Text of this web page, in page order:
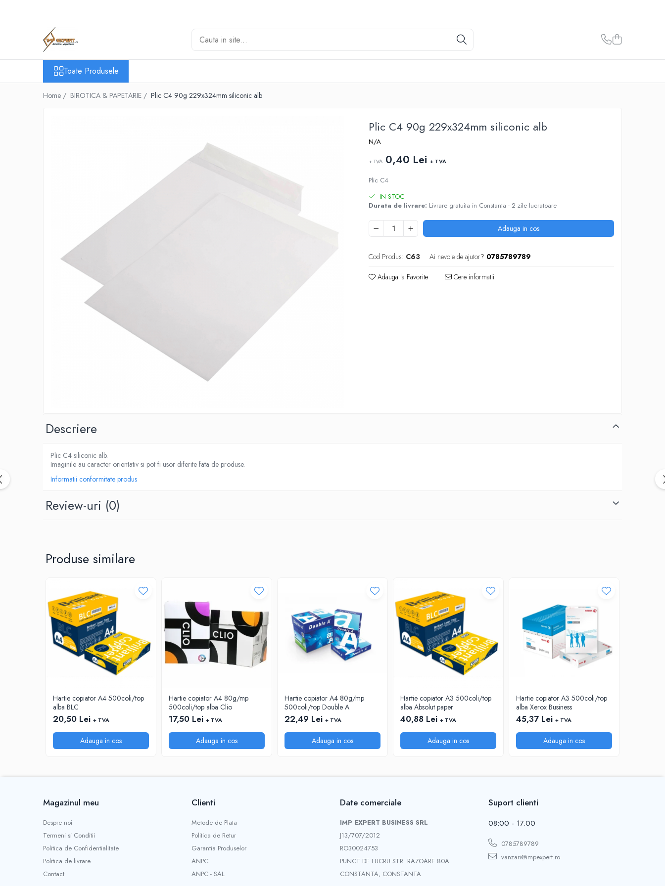
Toate Produsele
BIROTICA & PAPETARIE
ORGANIZARE & ARHIVARE
BIBLIORAFTURI & CAIETE MECANICE
ACCESORII ARHIVARE
HARTIE & CARTON COLOR
TIPIZATE & HARTII OPERATIONALE
PLICURI PENTRU CORESPONDENTA,
DOCUMENTE & SPECIALE
CUBURI DIN HARTIE & CUBURI NOTES
CAIETE & BLOCK NOTES-URI
ACCESORII PRINDERE
TUS/TUSIRE & STAMPILE
INSTRUMENTE DE SCRIS &
CORECTURA
INSTRUMENTE DE SCRIS DE CALITATE
PIXURI CU MECANISM
MARKERE CU VOPSEA
MARKERE PERMANENTE
MARKERE SPECIALE
CREIOANE MECANICE & REZERVE
CREIOANE CLASICE & ASCUTITORI
INSTRUMENTE PENTRU CORECTURA
COMUNICARE & PREZENTARE
ACCESORII PENTRU TABLE SI
SISTEME INTERACTIVE
TEHNICA DE BIROU
CALENDARE/PERSONALIZARI
AGENDE DATATE & NEDATATE
Toate Produsele
Home / BIROTICA & PAPETARIE / Plic C4 90g 229x324mm siliconic alb
Plic C4 90g 229x324mm siliconic alb
N/A
+ TVA 0,40 Lei+ TVA
Plic C4
IN STOC
Durata de livrare: Livrare gratuita in Constanta - 2 zile lucratoare
Adauga in cos
Cod Produs: C63 Ai nevoie de ajutor? 0785789789
Adauga la Favorite Cere informatii
Descriere
Plic C4 siliconic alb.
Imaginile au caracter orientativ si pot fi usor diferite fata de produse.
Informatii conformitate produs
Review-uri (0)
Produse similare
Hartie copiator A4 500coli/top
alba BLC
20,50 Lei + TVA
Adauga in cos
Hartie copiator A4 80g/mp
500coli/top alba Clio
17,50 Lei + TVA
Adauga in cos
Hartie copiator A4 80g/mp
500coli/top Double A
22,49 Lei + TVA
Adauga in cos
Hartie copiator A3 500coli/top
alba Absolut paper
40,88 Lei + TVA
Adauga in cos
Hartie copiator A3 500coli/top
alba Xerox Business
45,37 Lei + TVA
Adauga in cos
Magazinul meu
Despre noi
Termeni si Conditii
Politica de Confidentialitate
Politica de livrare
Contact
Clienti
Metode de Plata
Politica de Retur
Garantia Produselor
ANPC
ANPC - SAL
Date comerciale
IMP EXPERT BUSINESS SRL
J13/707/2012
RO30024753
PUNCT DE LUCRU STR. RAZOARE 80A
CONSTANTA, CONSTANTA
Suport clienti
08:00 - 17.00
0785789789
vanzari@impexpert.ro